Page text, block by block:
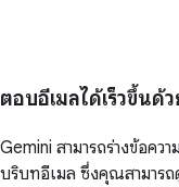
ตอบอีเมลได้เร็วขึ้นด้
Gemini สามารถร่างข้อค
บริบทอีเมล ซึ่งคุณสามาร